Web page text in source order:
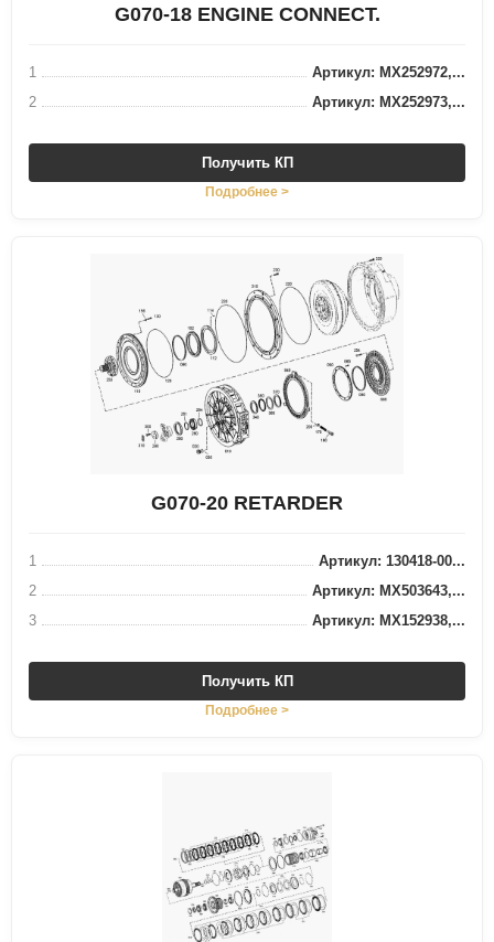
G070-18 ENGINE CONNECT.
1
Артикул: MX252972,...
2
Артикул: MX252973,...
Получить КП
Подробнее >
G070-20 RETARDER
1
Артикул: 130418-00...
2
Артикул: MX503643,...
3
Артикул: MX152938,...
Получить КП
Подробнее >